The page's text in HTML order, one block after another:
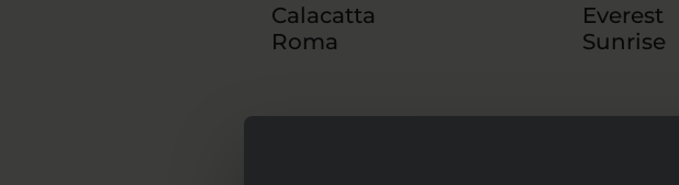
Calacatta
Roma
Everest
Sunrise